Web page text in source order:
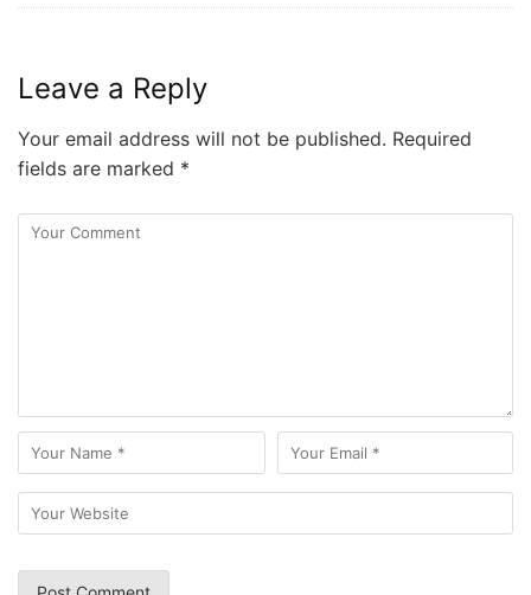
Leave a Reply
Your email address will not be published. Required
fields are marked *